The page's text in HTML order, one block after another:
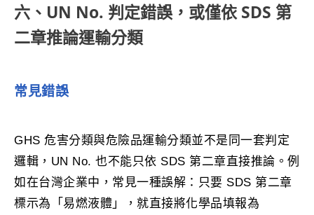
六、UN No. 判定錯誤，或僅依 SDS 第
二章推論運輸分類
常見錯誤
GHS 危害分類與危險品運輸分類並不是同一套判定
邏輯，UN No. 也不能只依 SDS 第二章直接推論。例
如在台灣企業中，常見一種誤解：只要 SDS 第二章
標示為「易燃液體」，就直接將化學品填報為